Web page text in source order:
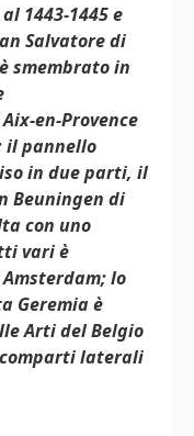
1443-1445 e
Salvatore di
smembrato in
en-Provence
il pannello
in due parti, il
Beuningen di
con uno
vari è
lo
Geremia è
Arti del Belgio
laterali